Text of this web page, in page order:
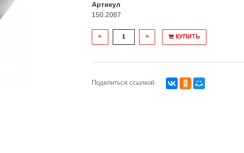
Артикул
150.2087
< > КУПИТЬ
Поделиться ссылкой: